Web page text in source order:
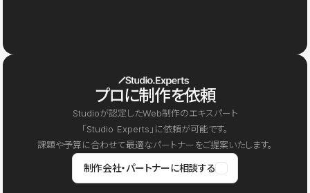
プロに制作を依頼
Studioが認定したWeb制作のエキスパート
「Studio Experts」に依頼が可能です。
課題や予算に合わせて最適なパートナーをご提案いたします。
制作会社・パートナーに相談する